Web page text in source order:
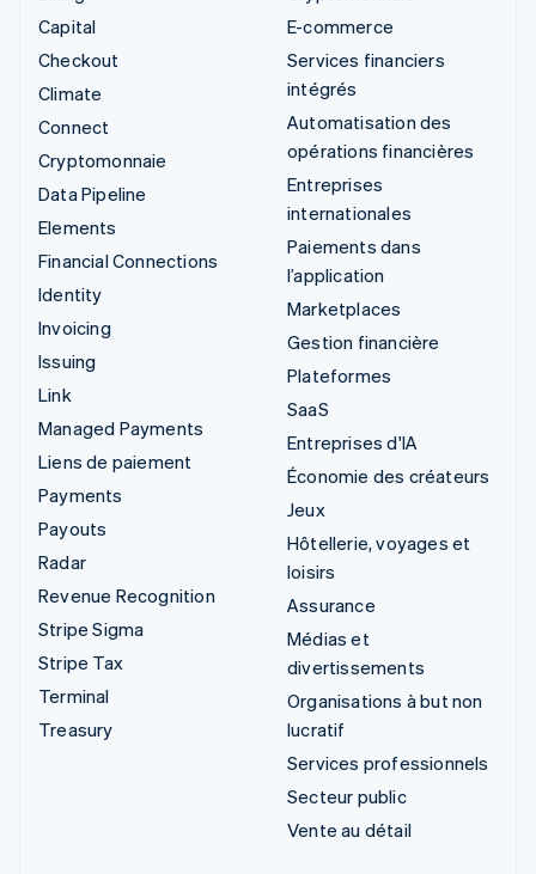
Capital
Checkout
Climate
Connect
Cryptomonnaie
Data Pipeline
Elements
Financial Connections
Identity
Invoicing
Issuing
Link
Managed Payments
Liens de paiement
Payments
Payouts
Radar
Revenue Recognition
Stripe Sigma
Stripe Tax
Terminal
Treasury
E-commerce
Services financiers
intégrés
Automatisation des
opérations financières
Entreprises
internationales
Paiements dans
l’application
Marketplaces
Gestion financière
Plateformes
SaaS
Entreprises d'IA
Économie des créateurs
Jeux
Hôtellerie, voyages et
loisirs
Assurance
Médias et
divertissements
Organisations à but non
lucratif
Services professionnels
Secteur public
Vente au détail